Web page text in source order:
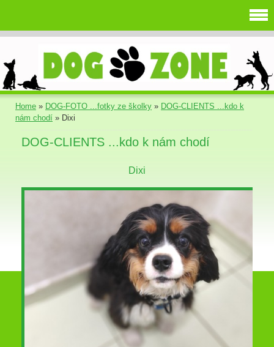
Home » DOG-FOTO ...fotky ze školky » DOG-CLIENTS ...kdo k
nám chodí » Dixi
DOG-CLIENTS ...kdo k nám chodí
Dixi